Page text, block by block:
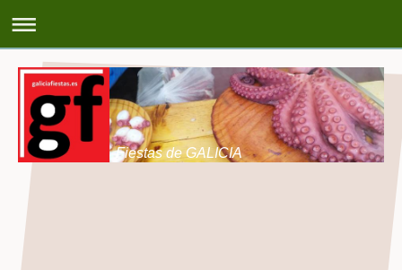
Fiestas de GALICIA